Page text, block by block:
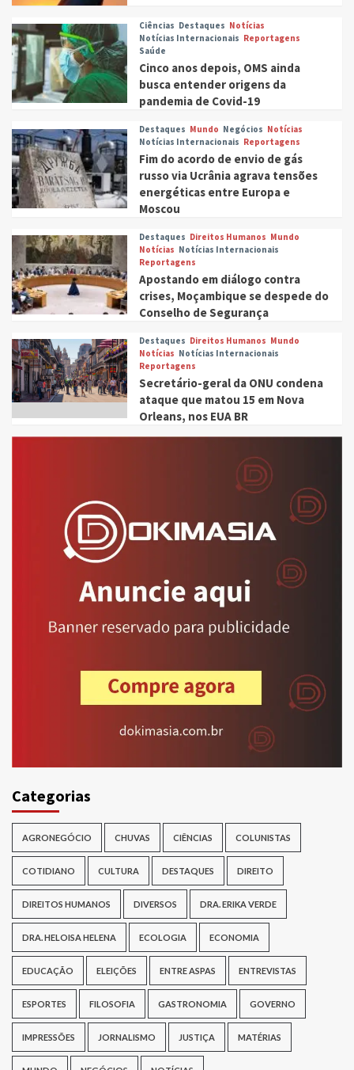
Ciências Destaques Notícias
Notícias Internacionais Reportagens
Saúde
Cinco anos depois, OMS ainda
busca entender origens da
pandemia de Covid-19
Destaques Mundo Negócios Notícias
Notícias Internacionais Reportagens
Fim do acordo de envio de gás
russo via Ucrânia agrava tensões
energéticas entre Europa e
Moscou
Destaques Direitos Humanos Mundo
Notícias Notícias Internacionais
Reportagens
Apostando em diálogo contra
crises, Moçambique se despede do
Conselho de Segurança
Destaques Direitos Humanos Mundo
Notícias Notícias Internacionais
Reportagens
Secretário-geral da ONU condena
ataque que matou 15 em Nova
Orleans, nos EUA BR
Categorias
AGRONEGÓCIO CHUVAS CIÊNCIAS COLUNISTAS
COTIDIANO CULTURA DESTAQUES DIREITO
DIREITOS HUMANOS DIVERSOS DRA. ERIKA VERDE
DRA. HELOISA HELENA ECOLOGIA ECONOMIA
EDUCAÇÃO ELEIÇÕES ENTRE ASPAS ENTREVISTAS
ESPORTES FILOSOFIA GASTRONOMIA GOVERNO
IMPRESSÕES JORNALISMO JUSTIÇA MATÉRIAS